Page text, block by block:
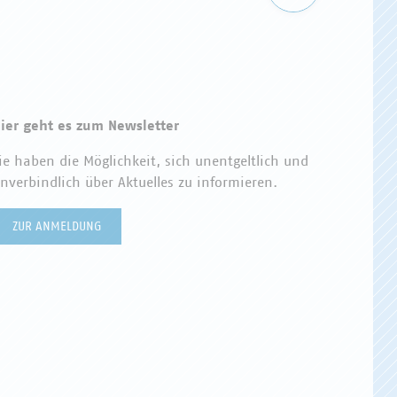
geht es zum Newsletter
haben die Möglichkeit, sich unentgeltlich und
über Aktuelles zu informieren.
ZUR ANMELDUNG